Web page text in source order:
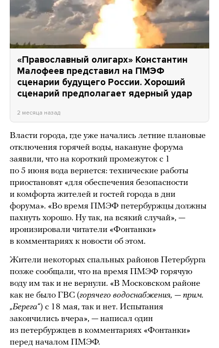
«Православный олигарх» Константин
Малофеев представил на ПМЭФ
сценарии будущего России. Хороший
сценарий предполагает ядерный удар
2 месяца назад
Власти города, где уже начались летние плановые
отключения горячей воды, накануне форума
заявили, что на короткий промежуток с 1
по 5 июня вода вернется: технические работы
приостановят «для обеспечения безопасности
и комфорта жителей и гостей города в дни
форума». «Во время ПМЭФ петербуржцы должны
пахнуть хорошо. Ну так, на всякий случай», —
иронизировали читатели «Фонтанки»
в комментариях к новости об этом.
Жители некоторых спальных районов Петербурга
позже сообщали, что на время ПМЭФ горячую
воду им так и не вернули. «В Московском районе
как не было ГВС (горячего водоснабжения, — прим.
„Берега“) с 18 мая, так и нет. Испытания
закончились вчера», — написал один
из петербуржцев в комментариях «Фонтанки»
перед началом ПМЭФ.